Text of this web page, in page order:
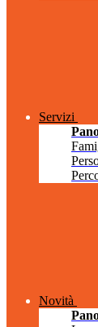
Servizi
Novità